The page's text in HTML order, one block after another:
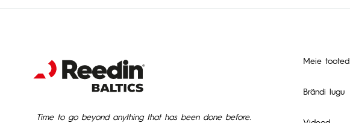
Time to go beyond anything that has been done before.
Meie tooted
Brändi lugu